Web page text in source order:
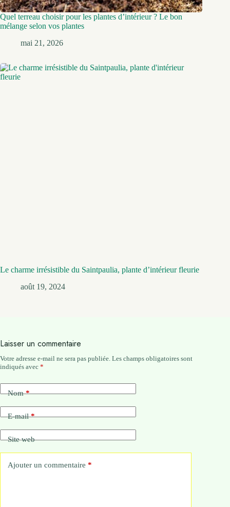
Quel terreau choisir pour les plantes d’intérieur ? Le bon
mélange selon vos plantes
mai 21, 2026
Le charme irrésistible du Saintpaulia, plante d’intérieur fleurie
août 19, 2024
Laisser un commentaire
Votre adresse e-mail ne sera pas publiée. Les champs obligatoires sont
indiqués avec *
Nom*
E-mail*
Site web
Ajouter un commentaire *